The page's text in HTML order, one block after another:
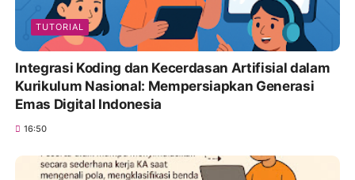
TUTORIAL
Integrasi Koding dan Kecerdasan Artifisial dalam
Kurikulum Nasional: Mempersiapkan Generasi
Emas Digital Indonesia
16:50